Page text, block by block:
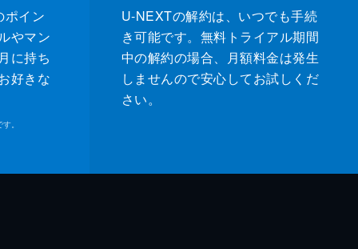
ポイン
やマン
に持ち
好きな
。
U-NEXTの解約は、いつでも手続
き可能です。無料トライアル期間
中の解約の場合、月額料金は発生
しませんので安心してお試しくだ
さい。